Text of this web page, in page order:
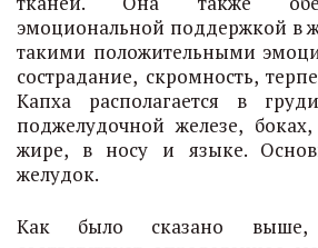
эмоциональной поддержкой в
такими положительными
сострадание, скромность,
Капха располагается в
поджелудочной железе,
жире, в носу и языке.
желудок.
Как было сказано